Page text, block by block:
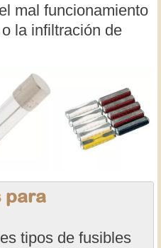
mal funcionamiento
la infiltración de
para
tipos de fusibles